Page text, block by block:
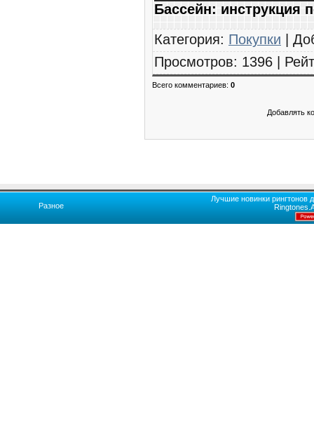
Бассейн: инструкция
Категория: Покупки |
Просмотров: 1396 |
Всего комментариев: 0
Добавлять
Разное
Лучшие новинки рингтонов